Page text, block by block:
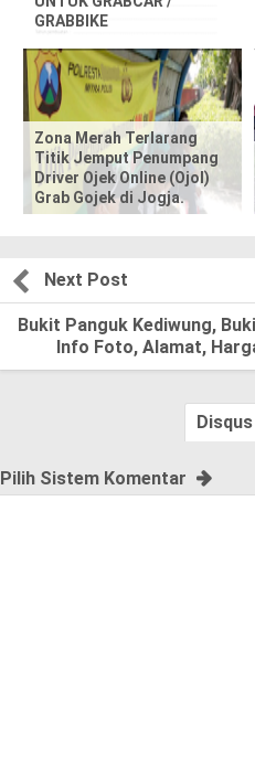
o
s
t
p
e
GRABBIKE
Zona Merah Terlarang
Titik Jemput Penumpang
Driver Ojek Online (Ojol)
Grab Gojek di Jogja.
Next Post
Bukit Panguk Kediwung,
Info Foto, Alamat,
Disqus
Pilih Sistem Komentar